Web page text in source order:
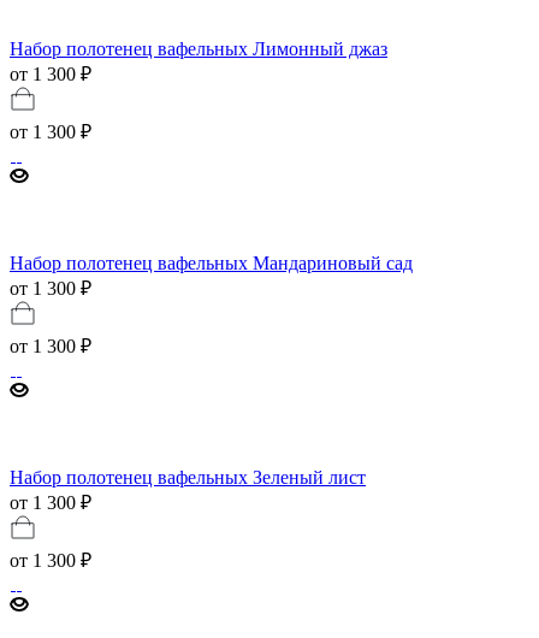
Набор полотенец вафельных Лимонный джаз
от 1 300 ₽
от 1 300 ₽
Набор полотенец вафельных Мандариновый сад
от 1 300 ₽
от 1 300 ₽
Набор полотенец вафельных Зеленый лист
от 1 300 ₽
от 1 300 ₽